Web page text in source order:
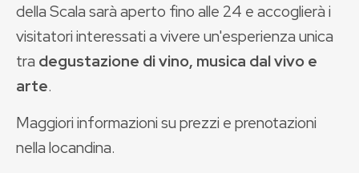
della Scala sarà aperto fino alle 24 e accoglierà i
visitatori interessati a vivere un'esperienza unica
tra degustazione di vino, musica dal vivo e
arte.
Maggiori informazioni su prezzi e prenotazioni
nella locandina.